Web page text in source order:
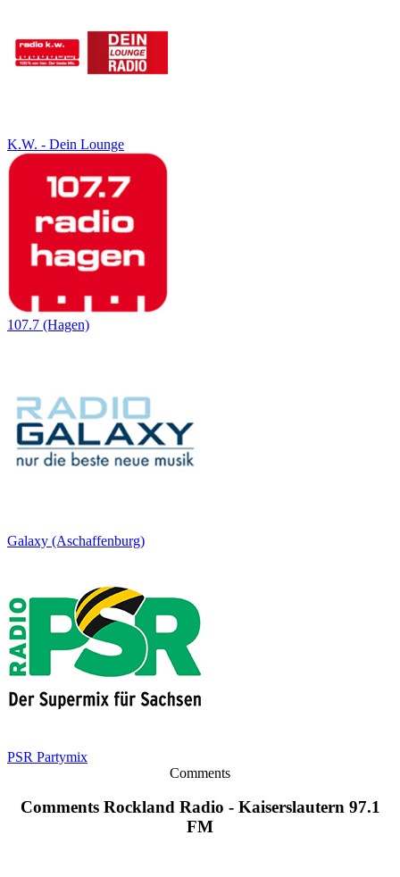
K.W. - Dein Lounge
107.7 (Hagen)
Galaxy (Aschaffenburg)
PSR Partymix
Comments
Comments Rockland Radio - Kaiserslautern 97.1
FM